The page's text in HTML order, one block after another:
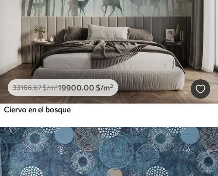
33166.67$/m²19900.00 $/m²
Ciervo en el bosque